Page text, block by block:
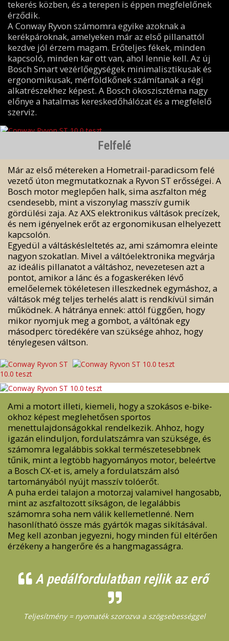
tekerés közben, és a terepen is éppen megfelelőnek
érződik.
A Conway Ryvon számomra egyike azoknak a
kerékpároknak, amelyeken már az első pillanattól
kezdve jól érzem magam. Erőteljes fékek, minden
kapcsoló, minden kar ott van, ahol lennie kell. Az új
Bosch Smart vezérlőegységek minimalisztikusak és
ergonomikusak, mérföldkőnek számítanak a régi
alkatrészekhez képest. A Bosch ökoszisztéma nagy
előnye a hatalmas kereskedőhálózat és a megfelelő
szerviz.
Felfelé
Már az első métereken a Hometrail-paradicsom felé
vezető úton megmutatkoznak a Ryvon ST erősségei. A
Bosch motor meglepően halk, sima aszfalton még
csendesebb, mint a viszonylag masszív gumik
gördülési zaja. Az AXS elektronikus váltások precízek,
és nem igényelnek erőt az ergonomikusan elhelyezett
kapcsolón.
Egyedül a váltáskésleltetés az, ami számomra eleinte
nagyon szokatlan. Mivel a váltóelektronika megvárja
az ideális pillanatot a váltáshoz, nevezetesen azt a
pontot, amikor a lánc és a fogaskeréken lévő
emelőelemek tökéletesen illeszkednek egymáshoz, a
váltások még teljes terhelés alatt is rendkívül simán
működnek. A hátránya ennek: attól függően, hogy
mikor nyomjuk meg a gombot, a váltónak egy
másodperc töredékére van szüksége ahhoz, hogy
ténylegesen váltson.
Ami a motort illeti, kiemeli, hogy a szokásos e-bike-
okhoz képest meglehetősen sportos
menettulajdonságokkal rendelkezik. Ahhoz, hogy
igazán elinduljon, fordulatszámra van szüksége, és
számomra legalábbis sokkal természetesebbnek
tűnik, mint a legtöbb hagyományos motor, beleértve
a Bosch CX-et is, amely a fordulatszám alsó
tartományából nyújt masszív tolóerőt.
A puha erdei talajon a motorzaj valamivel hangosabb,
mint az aszfaltozott síkságon, de legalábbis
számomra soha nem válik kellemetlenné. Nem
hasonlítható össze más gyártók magas sikításával.
Meg kell azonban jegyezni, hogy minden fül eltérően
érzékeny a hangerőre és a hangmagasságra.
A pedálfordulatban rejlik az erő
Teljesítmény = nyomaték szorozva a szögsebességgel